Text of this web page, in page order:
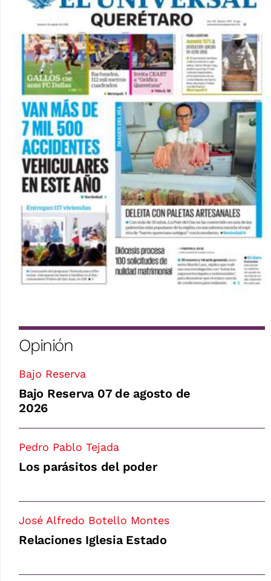
Opinión
Bajo Reserva
Bajo Reserva 07 de agosto de
2026
Pedro Pablo Tejada
Los parásitos del poder
José Alfredo Botello Montes
Relaciones Iglesia Estado